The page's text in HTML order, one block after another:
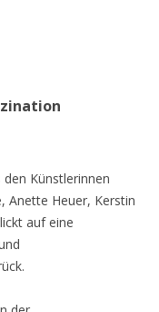
den Künstlerinnen
Anette Heuer, Kerstin
auf eine